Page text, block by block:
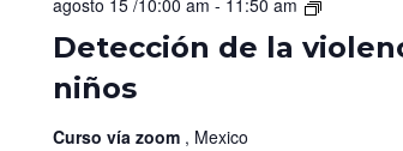
Detección de la
niños
agosto 15 /10:00 am - 11:50 am
de
la
Curso vía zoom , Mexico